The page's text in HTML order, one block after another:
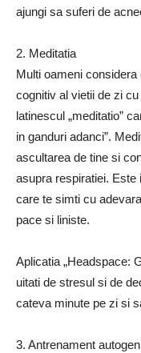
ajungi sa suferi de
2. Meditatia
Multi oameni
cognitiv al vietii de zi
latinescul „meditatio”
in ganduri adanci”.
ascultarea de tine si
asupra respiratiei. Este
care te simti cu
pace si liniste.
Aplicatia „Headspace:
uitati de stresul si de
cateva minute pe zi si
3. Antrenament autogen